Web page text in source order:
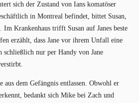
sich der Zustand von Ians komatöser
in Montreal befindet, bittet Susan,
Im Krankenhaus trifft Susan auf Janes beste
erzählt, dass Jane vor ihrem Unfall eine
schließlich nur per Handy von Jane
dem Gefängnis entlassen. Obwohl er
bedankt sich Mike bei Zach und